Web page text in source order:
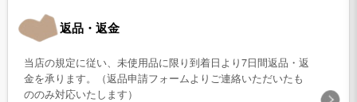
返品・返金
当店の規定に従い、未使用品に限り到着日より7日間返品・返
金を承ります。（返品申請フォームよりご連絡いただいたも
ののみ対応いたします）